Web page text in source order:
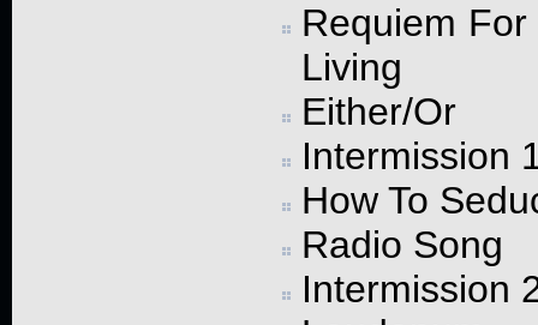
Requiem For
Living
Either/Or
Intermission
How To
Radio Song
Intermission